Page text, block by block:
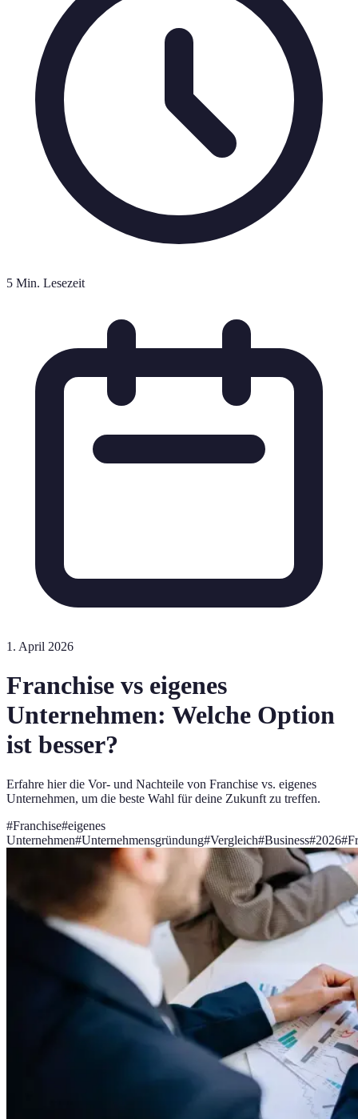
5 Min. Lesezeit
1. April 2026
Franchise vs eigenes
Unternehmen: Welche Option
ist besser?
Erfahre hier die Vor- und Nachteile von Franchise vs. eigenes
Unternehmen, um die beste Wahl für deine Zukunft zu treffen.
#Franchise#eigenes
Unternehmen#Unternehmensgründung#Vergleich#Business#2026#